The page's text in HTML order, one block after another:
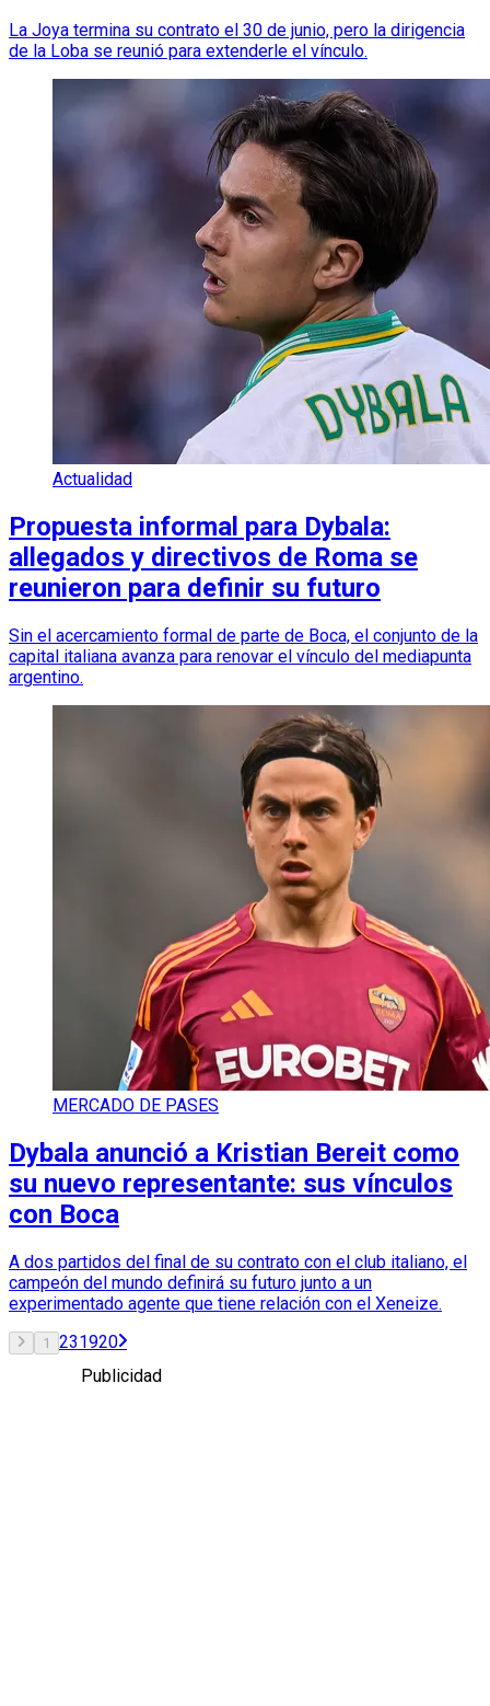
La Joya termina su contrato el 30 de junio, pero la dirigencia
de la Loba se reunió para extenderle el vínculo.
Actualidad
Propuesta informal para Dybala:
allegados y directivos de Roma se
reunieron para definir su futuro
Sin el acercamiento formal de parte de Boca, el conjunto de la
capital italiana avanza para renovar el vínculo del mediapunta
argentino.
MERCADO DE PASES
Dybala anunció a Kristian Bereit como
su nuevo representante: sus vínculos
con Boca
A dos partidos del final de su contrato con el club italiano, el
campeón del mundo definirá su futuro junto a un
experimentado agente que tiene relación con el Xeneize.
1 231920
Publicidad